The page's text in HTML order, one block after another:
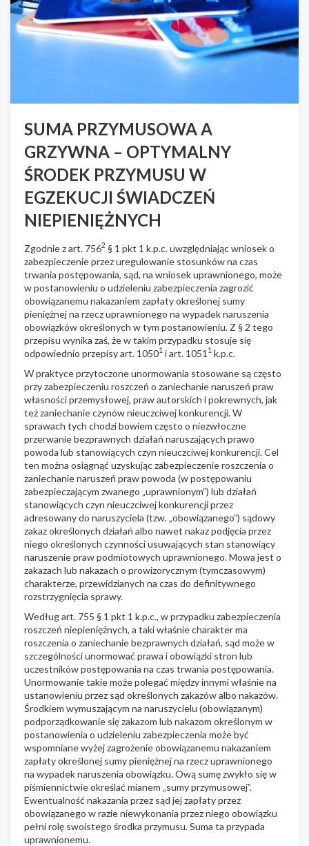
SUMA PRZYMUSOWA A
GRZYWNA – OPTYMALNY
ŚRODEK PRZYMUSU W
EGZEKUCJI ŚWIADCZEŃ
NIEPIENIĘŻNYCH
Zgodnie z art. 7562 § 1 pkt 1 k.p.c. uwzględniając wniosek o
zabezpieczenie przez uregulowanie stosunków na czas
trwania postępowania, sąd, na wniosek uprawnionego, może
w postanowieniu o udzieleniu zabezpieczenia zagrozić
obowiązanemu nakazaniem zapłaty określonej sumy
pieniężnej na rzecz uprawnionego na wypadek naruszenia
obowiązków określonych w tym postanowieniu. Z § 2 tego
przepisu wynika zaś, że w takim przypadku stosuje się
odpowiednio przepisy art. 10501 i art. 1051 1 k.p.c.
W praktyce przytoczone unormowania stosowane są często
przy zabezpieczeniu roszczeń o zaniechanie naruszeń praw
własności przemysłowej, praw autorskich i pokrewnych, jak
też zaniechanie czynów nieuczciwej konkurencji. W
sprawach tych chodzi bowiem często o niezwłoczne
przerwanie bezprawnych działań naruszających prawo
powoda lub stanowiących czyn nieuczciwej konkurencji. Cel
ten można osiągnąć uzyskując zabezpieczenie roszczenia o
zaniechanie naruszeń praw powoda (w postępowaniu
zabezpieczającym zwanego „uprawnionym”) lub działań
stanowiących czyn nieuczciwej konkurencji przez
adresowany do naruszyciela (tzw. „obowiązanego”) sądowy
zakaz określonych działań albo nawet nakaz podjęcia przez
niego określonych czynności usuwających stan stanowiący
naruszenie praw podmiotowych uprawnionego. Mowa jest o
zakazach lub nakazach o prowizorycznym (tymczasowym)
charakterze, przewidzianych na czas do definitywnego
rozstrzygnięcia sprawy.
Według art. 755 § 1 pkt 1 k.p.c., w przypadku zabezpieczenia
roszczeń niepieniężnych, a taki właśnie charakter ma
roszczenia o zaniechanie bezprawnych działań, sąd może w
szczególności unormować prawa i obowiązki stron lub
uczestników postępowania na czas trwania postępowania.
Unormowanie takie może polegać między innymi właśnie na
ustanowieniu przez sąd określonych zakazów albo nakazów.
Środkiem wymuszającym na naruszycielu (obowiązanym)
podporządkowanie się zakazom lub nakazom określonym w
postanowienia o udzieleniu zabezpieczenia może być
wspomniane wyżej zagrożenie obowiązanemu nakazaniem
zapłaty określonej sumy pieniężnej na rzecz uprawnionego
na wypadek naruszenia obowiązku. Ową sumę zwykło się w
piśmiennictwie określać mianem „sumy przymusowej”.
Ewentualność nakazania przez sąd jej zapłaty przez
obowiązanego w razie niewykonania przez niego obowiązku
pełni rolę swoistego środka przymusu. Suma ta przypada
uprawnionemu.